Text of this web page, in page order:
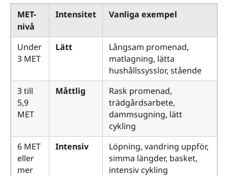
MET-
nivå
Intensitet Vanliga exempel
Under
3 MET
Lätt
Långsam promenad,
matlagning, lätta
hushållssysslor, stående
3 till
5,9
MET
Måttlig
Rask promenad,
trädgårdsarbete,
dammsugning, lätt
cykling
6 MET
eller
mer
Intensiv
Löpning, vandring uppför,
simma längder, basket,
intensiv cykling